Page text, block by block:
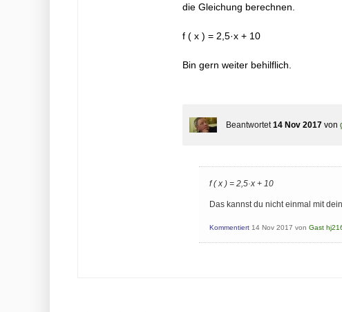
die Gleichung berechnen.
f ( x ) = 2,5·x + 10
Bin gern weiter behilflich.
Beantwortet 14 Nov 2017 von
f ( x ) = 2,5·x + 10
Das kannst du nicht einmal mit
Kommentiert 14 Nov 2017 von Gast